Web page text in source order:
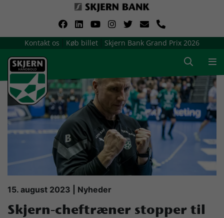
Kontakt os Køb billet Skjern Bank Grand Prix 2026
Om Skjern Håndbold
Ligatruppen
Sponsorer
Billetsalg / sæsonkort
Presse
Samarbejdsklubber
15. august 2023 | Nyheder
Skjern-cheftræner stopper til